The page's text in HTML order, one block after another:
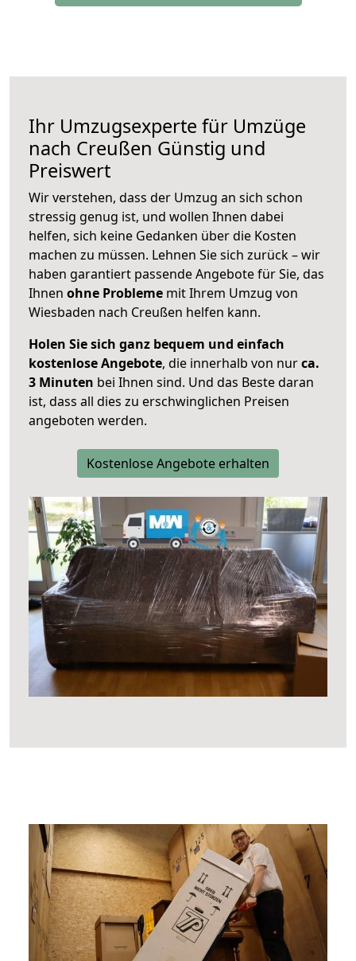
Ihr Umzugsexperte für Umzüge
nach Creußen Günstig und
Preiswert
Wir verstehen, dass der Umzug an sich schon
stressig genug ist, und wollen Ihnen dabei
helfen, sich keine Gedanken über die Kosten
machen zu müssen. Lehnen Sie sich zurück – wir
haben garantiert passende Angebote für Sie, das
Ihnen ohne Probleme mit Ihrem Umzug von
Wiesbaden nach Creußen helfen kann.
Holen Sie sich ganz bequem und einfach
kostenlose Angebote, die innerhalb von nurca.
3 Minuten bei Ihnen sind. Und das Beste daran
ist, dass all dies zu erschwinglichen Preisen
angeboten werden.
Kostenlose Angebote erhalten